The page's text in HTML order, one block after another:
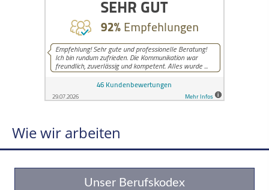
Wie wir arbeiten
Unser Berufskodex